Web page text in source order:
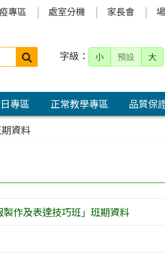
專區 處室分機 家長會
搜
字級： 小 預設 大
專區 正常教學專區
品質保
資料
作及表達技巧班」班期資料